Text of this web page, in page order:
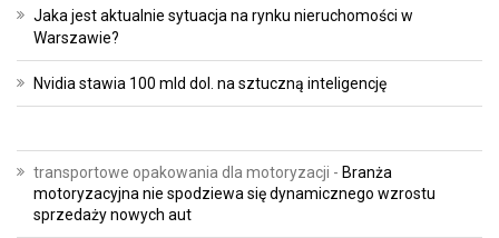
Jaka jest aktualnie sytuacja na rynku nieruchomości w
Warszawie?
Nvidia stawia 100 mld dol. na sztuczną inteligencję
transportowe opakowania dla motoryzacji - Branża
motoryzacyjna nie spodziewa się dynamicznego wzrostu
sprzedaży nowych aut